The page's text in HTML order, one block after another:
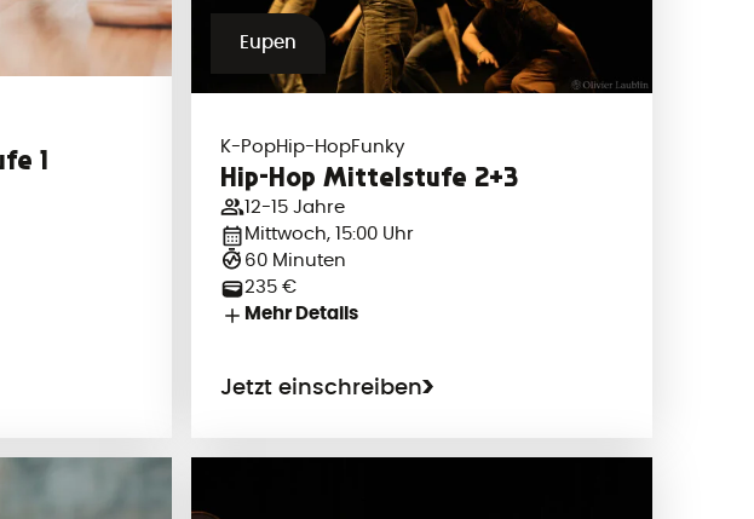
1
Eupen
K-PopHip-HopFunky
Hip-Hop Mittelstufe 2+3
12-15 Jahre
Mittwoch, 15:00 Uhr
60 Minuten
235 €
Mehr Details
Jetzt einschreiben